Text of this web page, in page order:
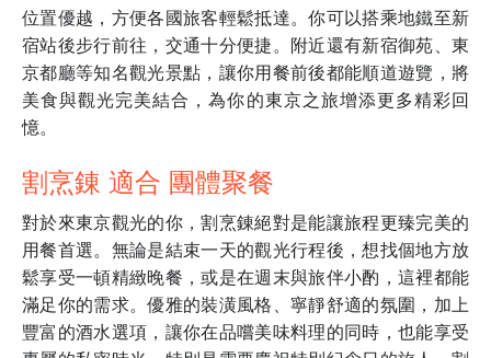
位置優越，方便各國旅客輕鬆抵達。你可以搭乘地鐵至新
宿站後步行前往，交通十分便捷。附近還有新宿御苑、東
京都廳等知名觀光景點，讓你用餐前後都能順道遊覽，將
美食與觀光完美結合，為你的東京之旅增添更多精彩回
憶。
割烹錬 適合 團體聚餐
對於來東京觀光的你，割烹錬絕對是能讓旅程更臻完美的
用餐首選。無論是結束一天的觀光行程後，想找個地方放
鬆享受一頓精緻晚餐，或是在週末與旅伴小酌，這裡都能
滿足你的需求。優雅的裝潢風格、寧靜舒適的氛圍，加上
豐富的酒水選項，讓你在品嚐美味料理的同時，也能享受